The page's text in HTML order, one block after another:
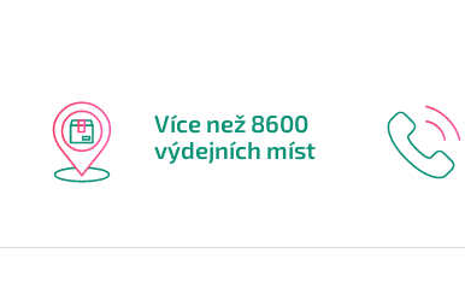
Více než 8600
výdejních míst